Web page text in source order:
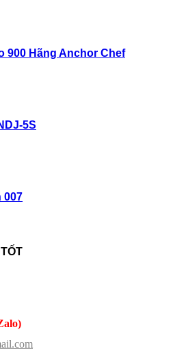
900 Hãng Anchor Chef
5S
007